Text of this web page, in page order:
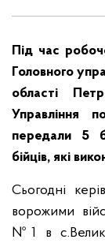
Під час
Головного
області
Управління
передали 5
бійців, які
Сьогодні
ворожими
№1 в